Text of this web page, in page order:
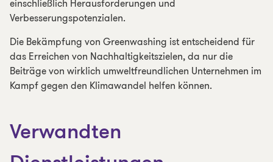
einschließlich Herausforderungen und
Verbesserungspotenzialen.
Die Bekämpfung von Greenwashing ist entscheidend für
das Erreichen von Nachhaltigkeitszielen, da nur die
Beiträge von wirklich umweltfreundlichen Unternehmen im
Kampf gegen den Klimawandel helfen können.
Verwandten